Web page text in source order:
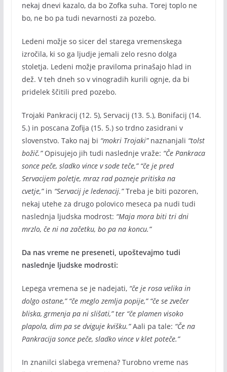
nekaj dnevi kazalo, da bo Zofka suha. Torej toplo ne
bo, ne bo pa tudi nevarnosti za pozebo.
Ledeni možje so sicer del starega vremenskega
izročila, ki so ga ljudje jemali zelo resno dolga
stoletja. Ledeni možje praviloma prinašajo hlad in
dež. V teh dneh so v vinogradih kurili ognje, da bi
pridelek ščitili pred pozebo.
Trojaki Pankracij (12. 5), Servacij (13. 5.), Bonifacij (14.
5.) in poscana Zofija (15. 5.) so trdno zasidrani v
slovenstvo. Tako naj bi “mokri Trojaki”naznanjali “tolst
božič.”Opisujejo jih tudi naslednje vraže: “Če Pankraca
sonce peče, sladko vince v sode teče,” “če je pred
Servacijem poletje, mraz rad pozneje pritiska na
cvetje,”in “Servacij je ledenacij.”Treba je biti pozoren,
nekaj utehe za drugo polovico meseca pa nudi tudi
naslednja ljudska modrost: “Maja mora biti tri dni
mrzlo, če ni na začetku, bo pa na koncu.”
Da nas vreme ne preseneti, upoštevajmo tudi
naslednje ljudske modrosti:
Lepega vremena se je nadejati, “če je rosa velika in
dolgo ostane,” “če meglo zemlja popije,” “če se zvečer
bliska, grmenja pa ni slišati,” ter “če plamen visoko
plapola, dim pa se dviguje kvišku.”Aali pa tale: “Če na
Pankracija sonce peče, sladko vince v klet poteče.”
In znanilci slabega vremena? Turobno vreme nas